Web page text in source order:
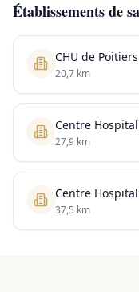
Établissements de
CHU de
20,7 km
Centre
27,9 km
Centre
37,5 km